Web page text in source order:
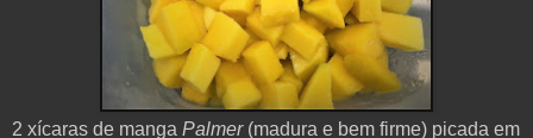
2 xícaras de manga Palmer(madura e bem firme) picada em